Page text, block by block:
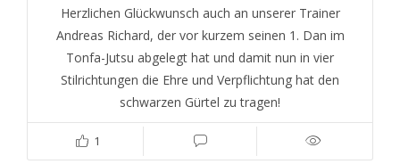
Herzlichen Glückwunsch auch an unserer Trainer
Andreas Richard, der vor kurzem seinen 1. Dan im
Tonfa-Jutsu abgelegt hat und damit nun in vier
Stilrichtungen die Ehre und Verpflichtung hat den
schwarzen Gürtel zu tragen!
1